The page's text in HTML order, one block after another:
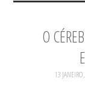
GERIR
A INSPIRAR
O
13